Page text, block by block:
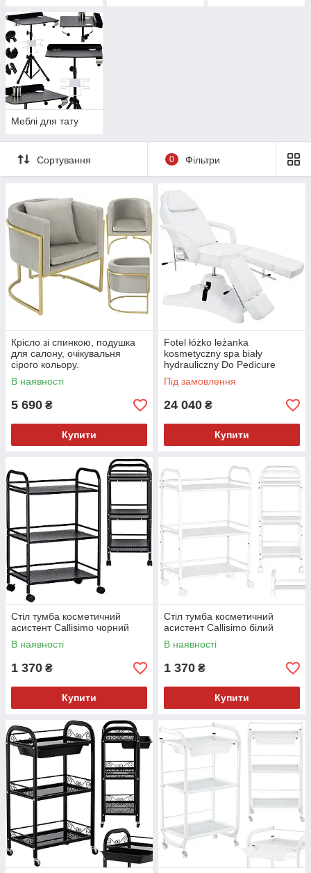
Меблі для тату
Сортування 0 Фільтри
Крісло зі спинкою, подушка
для салону, очікувальня
сірого кольору.
В наявності
5 690 ₴
Купити
Fotel łóżko leżanka
kosmetyczny spa biały
hydrauliczny Do Pedicure
ALEX
Під замовлення
24 040 ₴
Купити
Стіл тумба косметичний
асистент Callisimo чорний
В наявності
1 370 ₴
Купити
Стіл тумба косметичний
асистент Callisimo білий
В наявності
1 370 ₴
Купити